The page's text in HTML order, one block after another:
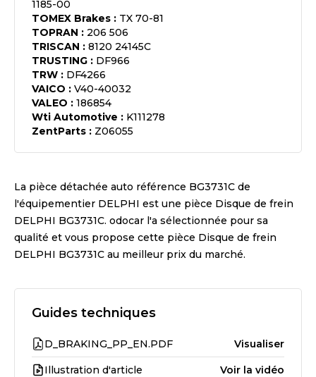
1185-00
TOMEX Brakes : TX 70-81
TOPRAN : 206 506
TRISCAN : 8120 24145C
TRUSTING : DF966
TRW : DF4266
VAICO : V40-40032
VALEO : 186854
Wti Automotive : K111278
ZentParts : Z06055
La pièce détachée auto référence BG3731C de
l'équipementier DELPHI est une pièce Disque de frein
DELPHI BG3731C. odocar l'a sélectionnée pour sa
qualité et vous propose cette pièce Disque de frein
DELPHI BG3731C au meilleur prix du marché.
Guides techniques
D_BRAKING_PP_EN.PDF Visualiser
Illustration d'article Voir la vidéo